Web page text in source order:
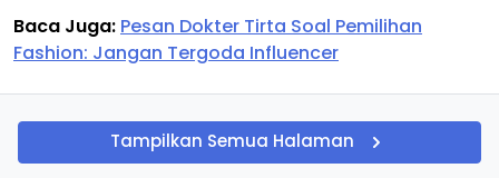
Baca Juga: Pesan Dokter Tirta Soal Pemilihan
Fashion: Jangan Tergoda Influencer
Tampilkan Semua Halaman